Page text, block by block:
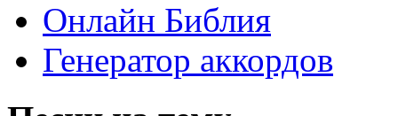
Онлайн Библия
Генератор аккордов